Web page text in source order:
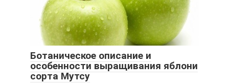
Ботаническое описание и
особенности выращивания яблони
сорта Мутсу